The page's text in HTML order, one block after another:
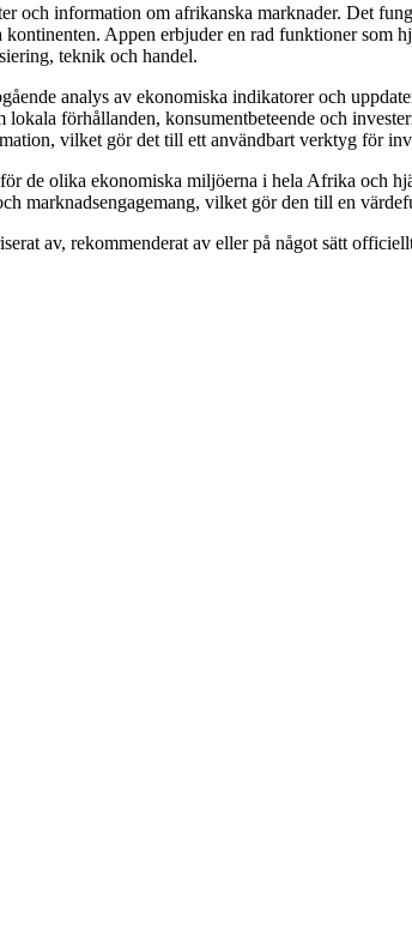
och information om afrikanska marknader. Det
Appen erbjuder en rad funktioner
teknik och handel.
analys av ekonomiska indikatorer och
förhållanden, konsumentbeteende och
vilket gör det till ett användbart verktyg för
de olika ekonomiska miljöerna i hela Afrika och
marknadsengagemang, vilket gör den till en
av, rekommenderat av eller på något sätt